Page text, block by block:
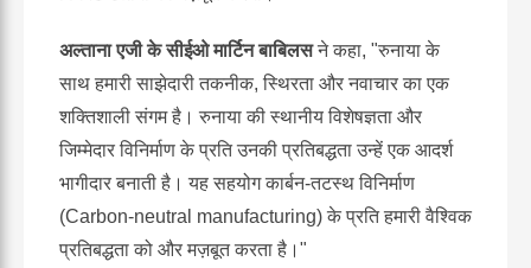
अल्ताना एजी के सीईओ मार्टिन बाबिलसने कहा, "रुनाया के
साथ हमारी साझेदारी तकनीक, स्थिरता और नवाचार का एक
शक्तिशाली संगम है। रुनाया की स्थानीय विशेषज्ञता और
जिम्मेदार विनिर्माण के प्रति उनकी प्रतिबद्धता उन्हें एक आदर्श
भागीदार बनाती है। यह सहयोग कार्बन-तटस्थ विनिर्माण
(Carbon-neutral manufacturing) के प्रति हमारी वैश्विक
प्रतिबद्धता को और मज़बूत करता है।"